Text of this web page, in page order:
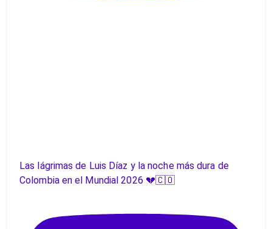
Las lágrimas de Luis Díaz y la noche más dura de
Colombia en el Mundial 2026 💔🇨🇴